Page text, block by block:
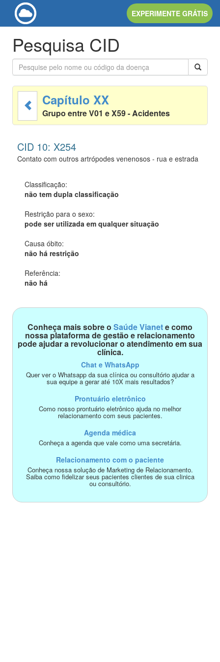
EXPERIMENTE GRÁTIS
Pesquisa CID
Capítulo XX
Grupo entre V01 e X59 - Acidentes
CID 10: X254
Contato com outros artrópodes venenosos - rua e estrada
Classificação:
não tem dupla classificação
Restrição para o sexo:
pode ser utilizada em qualquer situação
Causa óbito:
não há restrição
Referência:
não há
Conheça mais sobre o Saúde Vianete como
nossa plataforma de gestão e relacionamento
pode ajudar a revolucionar o atendimento em sua
clínica.
Chat e WhatsApp
Quer ver o Whatsapp da sua clínica ou consultório ajudar a
sua equipe a gerar até 10X mais resultados?
Prontuário eletrônico
Como nosso prontuário eletrônico ajuda no melhor
relacionamento com seus pacientes.
Agenda médica
Conheça a agenda que vale como uma secretária.
Relacionamento com o paciente
Conheça nossa solução de Marketing de Relacionamento.
Saiba como fidelizar seus pacientes clientes de sua clinica
ou consultório.